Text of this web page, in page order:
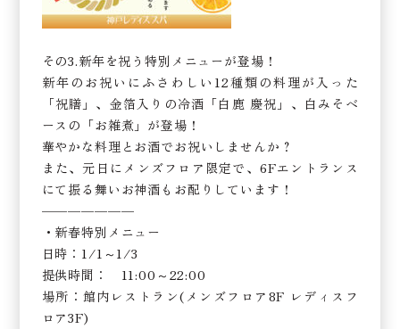
その3.新年を祝う特別メニューが登場！
新年のお祝いにふさわしい12種類の料理が入った
「祝膳」、金箔入りの冷酒「白鹿 慶祝」、白みそベ
ースの「お雑煮」が登場！
華やかな料理とお酒でお祝いしませんか？
また、元日にメンズフロア限定で、6Fエントランス
にて振る舞いお神酒もお配りしています！
———————
・新春特別メニュー
日時：1/1～1/3
提供時間： 11:00～22:00
場所：館内レストラン(メンズフロア8F レディスフ
ロア3F)